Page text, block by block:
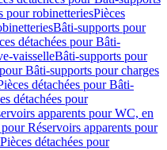
pour robinetteriesPièces
Bâti-supports pour
détachées pour Bâti-
vaisselleBâti-supports pour
Bâti-supports pour charges
détachées pour Bâti-
détachées pour
apparents pour WC, en
pour Réservoirs apparents pour
Pièces détachées pour